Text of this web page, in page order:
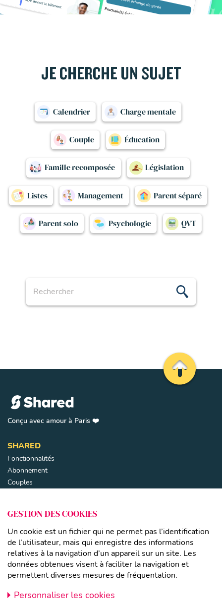
JE CHERCHE UN SUJET
Calendrier Charge mentale
Couple Éducation
Famille recomposée Législation
Listes Management Parent séparé
Parent solo Psychologie QVT
Conçu avec amour à Paris ❤️
SHARED
Fonctionnalités
Abonnement
Couples
LIENS
Mentions légales
CGU
Politique de confidentialité
À Propos
Fermer
GESTION DES COOKIES
Un cookie est un fichier qui ne permet pas l’identification
de l’utilisateur, mais qui enregistre des informations
relatives à la navigation d’un appareil sur un site. Les
données obtenues visent à faciliter la navigation et
permettent diverses mesures de fréquentation.
Personnaliser les cookies